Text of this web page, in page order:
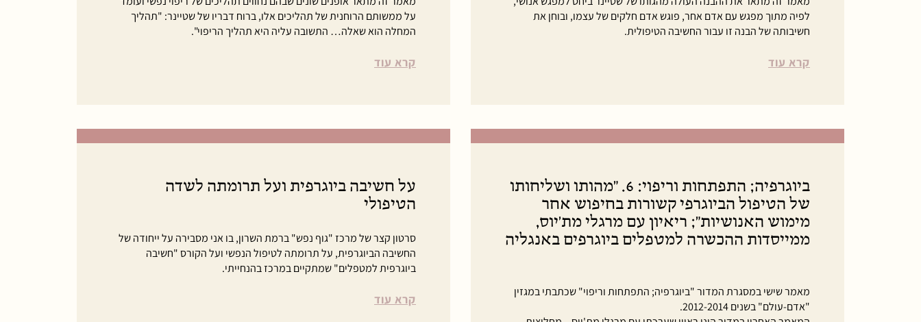
לפיה מתוך מפגש עם אדם אחר, פוגש אדם חלקים של עצמו, ובוחן את
חשיבותה של הבנה זו עבור החשיבה הטיפולית.
קרא עוד
על ממשותם הרוחנית של תהליכים אלו, ברוח דבריו של שטיינר: "תהליך
המחלה הוא שאלה… התשובה עליה היא תהליך הריפוי".
קרא עוד
ביוגרפיה; התפתחות וריפוי: 6. "מהותו ושליחותו
של הטיפול הביוגרפי קשורות בחיפוש אחר
מימוש האנושיות"; ריאיון עם מרגלי מת'יוס,
ממייסדות ההכשרה למטפלים ביוגרפים באנגליה
מאמר שישי במסגרת המדור "ביוגרפיה; התפתחות וריפוי" שכתבתי במגזין
"אדם-עולם" בשנים 2012-2014.
על חשיבה ביוגרפית ועל תרומתה לשדה
הטיפולי
סרטון קצר של מרכז "גוף נפש" ברמת השרון, בו אני מסבירה על ייחודה של
החשיבה הביוגרפית, על תרומתה לטיפול הנפשי ועל הקורס "חשיבה
ביוגרפית למטפלים" שמתקיים במרכז בהנחייתי.
קרא עוד